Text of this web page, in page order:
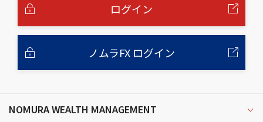
ログイン
ノムラFX ログイン
NOMURA WEALTH MANAGEMENT